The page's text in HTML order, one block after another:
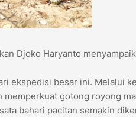
Djoko Haryanto
ekspedisi besar ini. Melalui
memperkuat gotong royong
bahari pacitan semakin